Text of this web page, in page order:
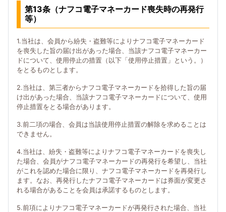
第13条（ナフコ電子マネーカード喪失時の再発行
等）
1.当社は、会員から紛失・盗難等によりナフコ電子マネーカード
を喪失した旨の届け出があった場合、当該ナフコ電子マネーカー
ドについて、使用停止の措置（以下「使用停止措置」という。）
をとるものとします。
2.当社は、第三者からナフコ電子マネーカードを拾得した旨の届
け出があった場合、当該ナフコ電子マネーカードについて、使用
停止措置をとる場合があります。
3.前二項の場合、会員は当該使用停止措置の解除を求めることは
できません。
4.当社は、紛失・盗難等によりナフコ電子マネーカードを喪失し
た場合、会員がナフコ電子マネーカードの再発行を希望し、当社
がこれを認めた場合に限り、ナフコ電子マネーカードを再発行し
ます。なお、再発行したナフコ電子マネーカードは券面が変更さ
れる場合があることを会員は承諾するものとします。
5.前項によりナフコ電子マネーカードが再発行された場合、当社